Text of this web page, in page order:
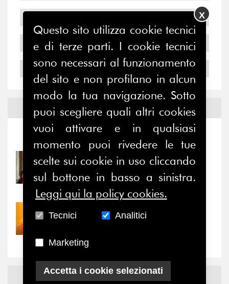
2005
2004
Notizie ed Eventi
31/07/2026
Prima della pausa estiva,
il valore di...
30/07/2026
Nove anni dopo la
NewsFacebook
Questo sito utilizza cookie tecnici
e di terze parti. I cookie tecnici
sono necessari al funzionamento
del sito e non profilano in alcun
modo la tua navigazione. Sotto
puoi scegliere quali altri cookies
vuoi attivare e in qualsiasi
momento puoi rivedere le tue
scelte sui cookie in uso cliccando
sul bottone in basso a sinistra.
Leggi qui la policy cookies.
Tecnici Analitici
Marketing
Accetta i cookie selezionati
X